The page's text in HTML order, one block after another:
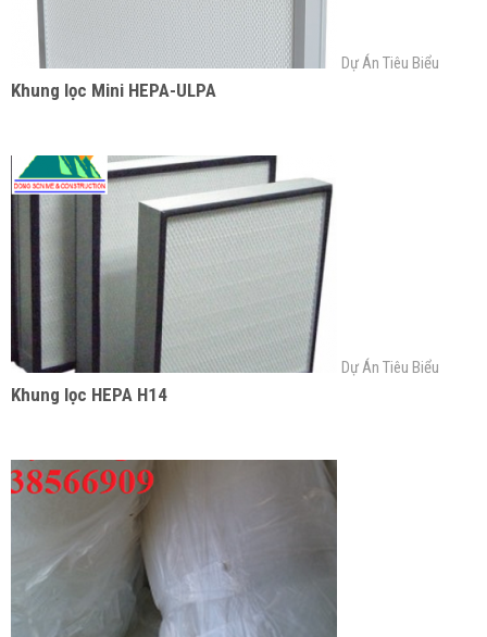
Dự Án Tiêu Biểu
Khung lọc Mini HEPA-ULPA
Dự Án Tiêu Biểu
Khung lọc HEPA H14